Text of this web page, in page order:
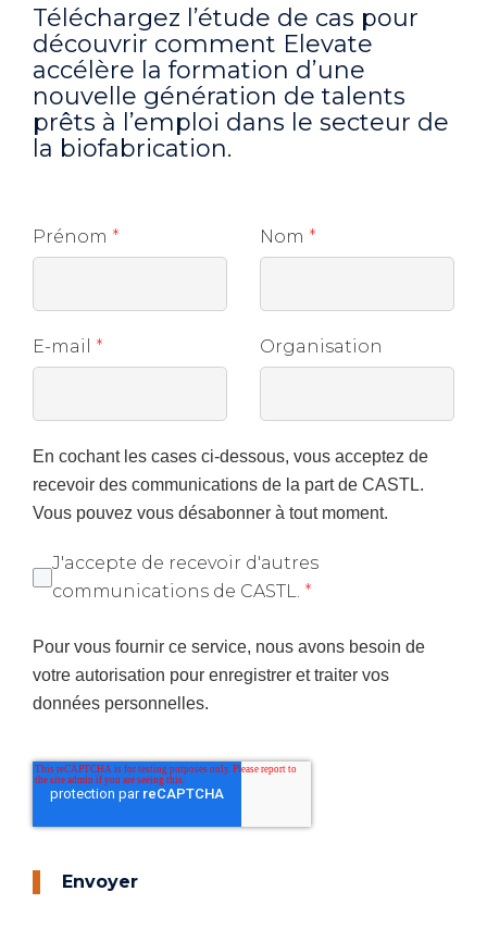
Téléchargez l’étude de cas pour
découvrir comment Elevate
accélère la formation d’une
nouvelle génération de talents
prêts à l’emploi dans le secteur de
la biofabrication.
Prénom * Nom *
E-mail * Organisation
En cochant les cases ci-dessous, vous acceptez de
recevoir des communications de la part de CASTL.
Vous pouvez vous désabonner à tout moment.
J'accepte de recevoir d'autres
communications de CASTL. *
Pour vous fournir ce service, nous avons besoin de
votre autorisation pour enregistrer et traiter vos
données personnelles.
Envoyer